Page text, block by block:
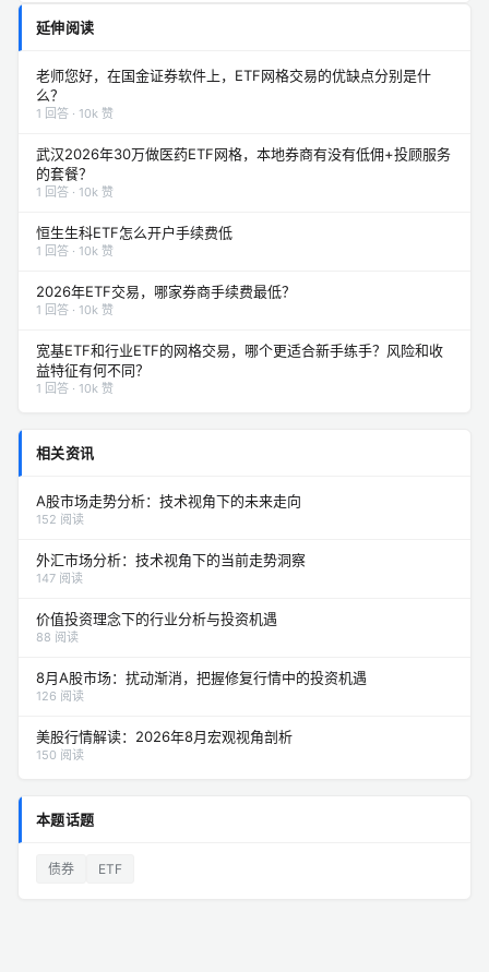
延伸阅读
老师您好，在国金证券软件上，ETF网格交易的优缺点分别是什
么？
1 回答 · 10k 赞
武汉2026年30万做医药ETF网格，本地券商有没有低佣+投顾服务
的套餐？
1 回答 · 10k 赞
恒生生科ETF怎么开户手续费低
1 回答 · 10k 赞
2026年ETF交易，哪家券商手续费最低？
1 回答 · 10k 赞
宽基ETF和行业ETF的网格交易，哪个更适合新手练手？风险和收
益特征有何不同？
1 回答 · 10k 赞
相关资讯
A股市场走势分析：技术视角下的未来走向
152 阅读
外汇市场分析：技术视角下的当前走势洞察
147 阅读
价值投资理念下的行业分析与投资机遇
88 阅读
8月A股市场：扰动渐消，把握修复行情中的投资机遇
126 阅读
美股行情解读：2026年8月宏观视角剖析
150 阅读
本题话题
债券 ETF